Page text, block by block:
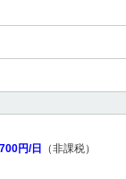
700円/日 （非課税）